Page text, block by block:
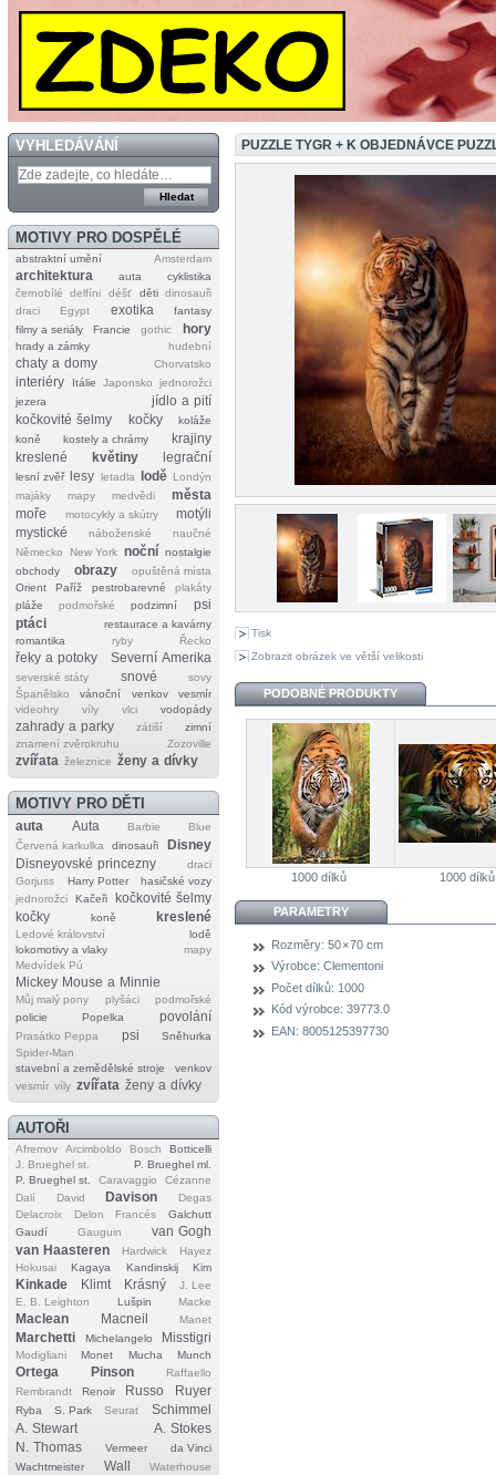
VYHLEDÁVÁNÍ
MOTIVY PRO DOSPĚLÉ
abstraktní umění Amsterdam
architektura auta
cyklistika
černobílé
delfíni déšť děti dinosauři
draci
Egypt exotika
fantasy
filmy a seriály
Francie gothic hory
hrady a zámky hudební
chaty a domy Chorvatsko
interiéry Itálie Japonsko
jednorožci
jezera
jídlo a pití
kočkovité šelmy
kočky
koláže
koně
kostely a chrámy
krajiny
kreslené
květiny legrační
lesní zvěř lesy letadla lodě Londýn
majáky
mapy medvědi
města
moře
motocykly a skútry
motýli
mystické
náboženské
naučné
Německo
New York noční nostalgie
obchody
obrazy
opuštěná místa
Orient
Paříž pestrobarevné
plakáty
pláže
podmořské podzimní
psi
ptáci
restaurace a kavárny
romantika
ryby Řecko
řeky a potoky Severní Amerika
severské státy snové
sovy
Španělsko
vánoční venkov
vesmír
videohry
víly vlci vodopády
zahrady a parky zátiší
zimní
znamení zvěrokruhu
Zozoville
zvířata železnice ženy a dívky
MOTIVY PRO DĚTI
auta Auta Barbie
Blue
Červená karkulka
dinosauři
Disney
Disneyovské princezny
draci
Gorjuss
Harry Potter
hasičské vozy
jednorožci
Kačeři
kočkovité šelmy
kočky
koně kreslené
Ledové království
lodě
lokomotivy a vlaky
mapy
Medvídek Pú
Mickey Mouse a Minnie
Můj malý pony plyšáci
podmořské
policie
Popelka povolání
Prasátko Peppa psi
Sněhurka
Spider‐Man
stavební a zemědělské stroje
venkov
vesmír víly zvířata ženy a dívky
AUTOŘI
Afremov Arcimboldo Bosch
Botticelli
J. Brueghel st.
P. Brueghel ml.
P. Brueghel st.
Caravaggio
Cézanne
Dalí
David Davison
Degas
Delacroix
Delon Francés
Galchutt
Gaudí
Gauguin
van Gogh
van Haasteren
Hardwick
Hayez
Hokusai
Kagaya Kandinskij Kim
Kinkade Klimt Krásný
J. Lee
E. B. Leighton
Lušpin Macke
Maclean Macneil Manet
Marchetti Michelangelo Misstigri
Modigliani Monet Mucha Munch
Ortega Pinson
Raffaello
Rembrandt
Renoir Russo Ruyer
Ryba S. Park Seurat
Schimmel
A. Stewart
A. Stokes
N. Thomas
Vermeer
da Vinci
Wachtmeister
Wall Waterhouse
PUZZLE TYGR + K OBJEDNÁVCE
Tisk
Zobrazit obrázek ve větší velikosti
PODOBNÉ PRODUKTY
1000 dílků 1000 dílků
PARAMETRY
Rozměry: 50 × 70 cm
Výrobce: Clementoni
Počet dílků: 1000
Kód výrobce: 39773.0
EAN: 8005125397730